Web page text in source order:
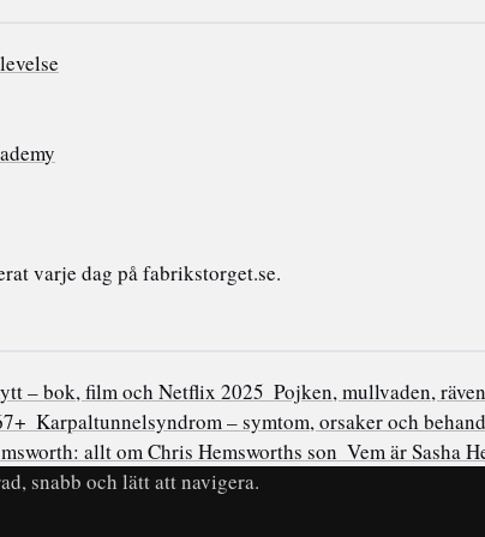
varje dag på fabrikstorget.se.
– bok, film och Netflix 2025 Pojken, mullvaden,
Karpaltunnelsyndrom – symtom, orsaker och
allt om Chris Hemsworths son Vem är Sasha
snabb och lätt att navigera.